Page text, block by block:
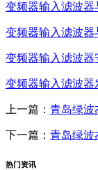
变频器输入滤波器
变频器输入滤波器
变频器输入滤波
变频器输入滤波器
上一篇： 青岛绿波
下一篇： 青岛绿波
热门资讯